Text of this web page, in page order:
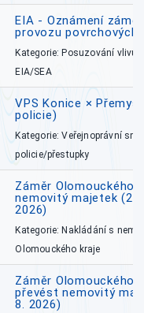
EIA - Oznámení
provozu povrchových
Kategorie: Posuzování vlivů
EIA/SEA
VPS Konice ×
policie)
Kategorie: Veřejnoprávní
policie/přestupky
Záměr Olomouckého
nemovitý majetek
2026)
Kategorie: Nakládání s
Olomouckého kraje
Záměr Olomouckého
převést nemovitý
8. 2026)